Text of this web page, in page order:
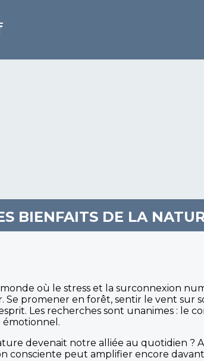
BIENFAITS DE LA
où le stress et la surconnexion
Se promener en forêt, sentir le vent sur
Les recherches sont unanimes :
devenait notre alliée au quotidien ?
consciente peut amplifier encore